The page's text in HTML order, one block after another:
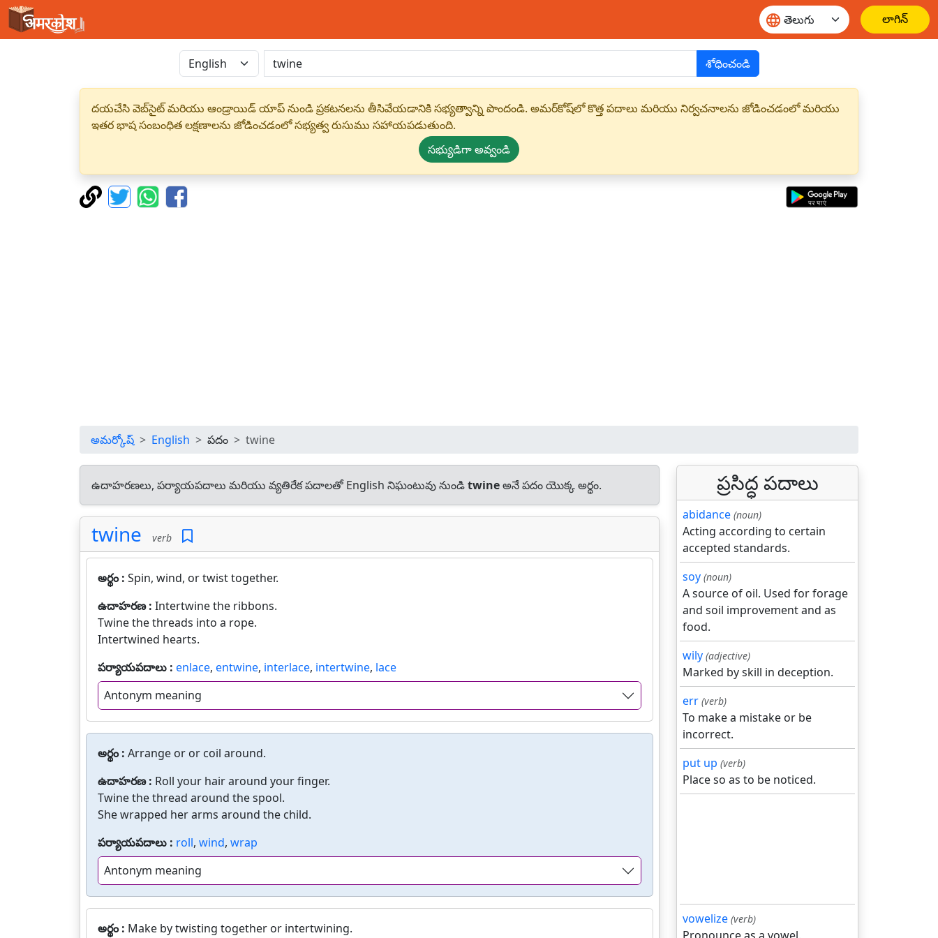
లాగిన్
శోధించండి
దయచేసి వెబ్‌సైట్ మరియు ఆండ్రాయిడ్ యాప్ నుండి ప్రకటనలను తీసివేయడానికి సభ్యత్వాన్ని పొందండి. అమర్‌కోష్‌లో కొత్త పదాలు మరియు నిర్వచనాలను జోడించడంలో మరియు
ఇతర భాష సంబంధిత లక్షణాలను జోడించడంలో సభ్యత్వ రుసుము సహాయపడుతుంది.
సభ్యుడిగా అవ్వండి
అమర్కోష్ English పదం twine
ఉదాహరణలు, పర్యాయపదాలు మరియు వ్యతిరేక పదాలతో English నిఘంటువు నుండిtwineఅనే పదం యొక్క అర్థం.
twine verb
అర్థం : Spin, wind, or twist together.
ఉదాహరణ : Intertwine the ribbons.
Twine the threads into a rope.
Intertwined hearts.
పర్యాయపదాలు : enlace, entwine, interlace, intertwine, lace
Antonym meaning
అర్థం : Arrange or or coil around.
ఉదాహరణ : Roll your hair around your finger.
Twine the thread around the spool.
She wrapped her arms around the child.
పర్యాయపదాలు : roll, wind, wrap
Antonym meaning
అర్థం : Make by twisting together or intertwining.
ప్రసిద్ధ పదాలు
abidance (noun)
Acting according to certain
accepted standards.
soy (noun)
A source of oil. Used for forage
and soil improvement and as
food.
wily (adjective)
Marked by skill in deception.
err (verb)
To make a mistake or be
incorrect.
put up (verb)
Place so as to be noticed.
vowelize (verb)